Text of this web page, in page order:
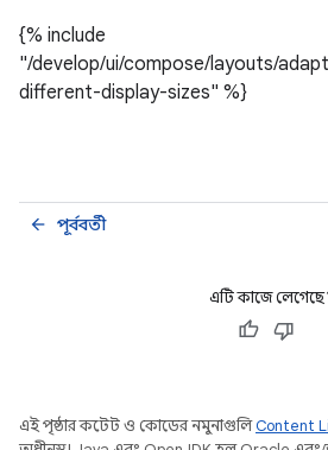
{% include
"/develop/ui/compose/layouts/
different-display-sizes" %}
পূর্ববর্তী
arrow_back
এটি কাজে লেগেছে?
এই পৃষ্ঠার কন্টেন্ট ও কোডের নমুনাগুলিContent